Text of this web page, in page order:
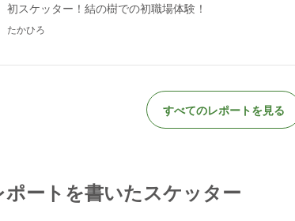
初スケッター！結の樹での初職場体験！
たかひろ
すべてのレポートを見る
ポートを書いたスケッター